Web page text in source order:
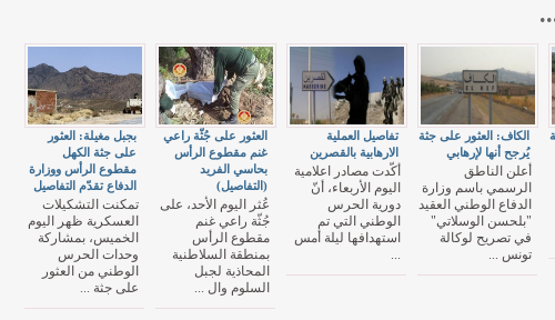
بجبل مغيلة: العثور
على جثة الكهل
مقطوع الرأس ووزارة
الدفاع تقدّم التفاصيل
تمكنت التشكيلات
العسكرية ظهر اليوم
الخميس، بمشاركة
وحدات الحرس
الوطني من العثور
على جثة ...
العثور على جُثّة راعي
غنم مقطوع الرأس
بحاسي الفريد
(التفاصيل)
عُثر اليوم الأحد، على
جُثّة راعي غنم
مقطوع الرأس
بمنطقة السلاطنية
المحاذية لجبل
السلوم وال ...
تفاصيل العملية
الارهابية بالقصرين
أكّدت مصادر اعلامية
اليوم الأربعاء، أنّ
دورية الحرس
الوطني التي تم
استهدافها ليلة أمس
...
الكاف: العثور على جثة
يُرجح أنها لإرهابي
أعلن الناطق
الرسمي باسم وزارة
الدفاع الوطني العقيد
"بلحسن الوسلاتي"
في تصريح لوكالة
تونس ...